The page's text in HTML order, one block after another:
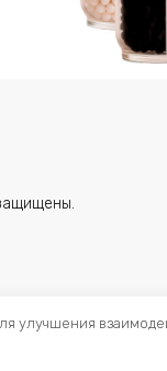
улучшения